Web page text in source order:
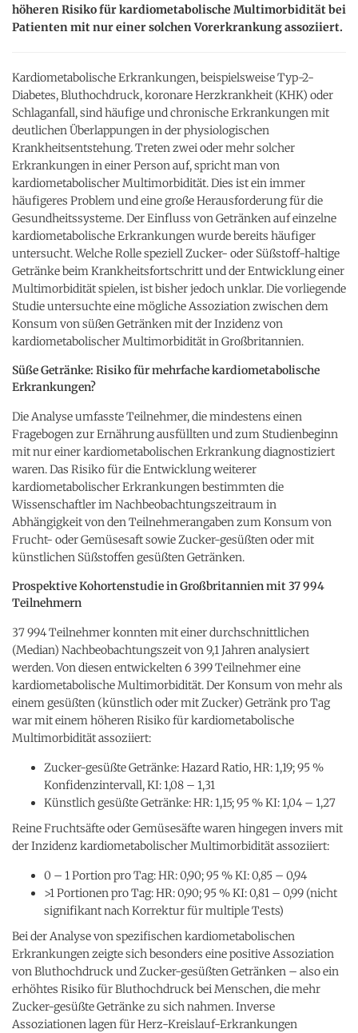
höheren Risiko für kardiometabolische Multimorbidität bei
Patienten mit nur einer solchen Vorerkrankung assoziiert.
Kardiometabolische Erkrankungen, beispielsweise Typ-2-
Diabetes, Bluthochdruck, koronare Herzkrankheit (KHK) oder
Schlaganfall, sind häufige und chronische Erkrankungen mit
deutlichen Überlappungen in der physiologischen
Krankheitsentstehung. Treten zwei oder mehr solcher
Erkrankungen in einer Person auf, spricht man von
kardiometabolischer Multimorbidität. Dies ist ein immer
häufigeres Problem und eine große Herausforderung für die
Gesundheitssysteme. Der Einfluss von Getränken auf einzelne
kardiometabolische Erkrankungen wurde bereits häufiger
untersucht. Welche Rolle speziell Zucker- oder Süßstoff-haltige
Getränke beim Krankheitsfortschritt und der Entwicklung einer
Multimorbidität spielen, ist bisher jedoch unklar. Die vorliegende
Studie untersuchte eine mögliche Assoziation zwischen dem
Konsum von süßen Getränken mit der Inzidenz von
kardiometabolischer Multimorbidität in Großbritannien.
Süße Getränke: Risiko für mehrfache kardiometabolische
Erkrankungen?
Die Analyse umfasste Teilnehmer, die mindestens einen
Fragebogen zur Ernährung ausfüllten und zum Studienbeginn
mit nur einer kardiometabolischen Erkrankung diagnostiziert
waren. Das Risiko für die Entwicklung weiterer
kardiometabolischer Erkrankungen bestimmten die
Wissenschaftler im Nachbeobachtungszeitraum in
Abhängigkeit von den Teilnehmerangaben zum Konsum von
Frucht- oder Gemüsesaft sowie Zucker-gesüßten oder mit
künstlichen Süßstoffen gesüßten Getränken.
Prospektive Kohortenstudie in Großbritannien mit 37 994
Teilnehmern
37 994 Teilnehmer konnten mit einer durchschnittlichen
(Median) Nachbeobachtungszeit von 9,1 Jahren analysiert
werden. Von diesen entwickelten 6 399 Teilnehmer eine
kardiometabolische Multimorbidität. Der Konsum von mehr als
einem gesüßten (künstlich oder mit Zucker) Getränk pro Tag
war mit einem höheren Risiko für kardiometabolische
Multimorbidität assoziiert:
Zucker-gesüßte Getränke: Hazard Ratio, HR: 1,19; 95 %
Konfidenzintervall, KI: 1,08 – 1,31
Künstlich gesüßte Getränke: HR: 1,15; 95 % KI: 1,04 – 1,27
Reine Fruchtsäfte oder Gemüsesäfte waren hingegen invers mit
der Inzidenz kardiometabolischer Multimorbidität assoziiert:
0 – 1 Portion pro Tag: HR: 0,90; 95 % KI: 0,85 – 0,94
>1 Portionen pro Tag: HR: 0,90; 95 % KI: 0,81 – 0,99 (nicht
signifikant nach Korrektur für multiple Tests)
Bei der Analyse von spezifischen kardiometabolischen
Erkrankungen zeigte sich besonders eine positive Assoziation
von Bluthochdruck und Zucker-gesüßten Getränken – also ein
erhöhtes Risiko für Bluthochdruck bei Menschen, die mehr
Zucker-gesüßte Getränke zu sich nahmen. Inverse
Assoziationen lagen für Herz-Kreislauf-Erkrankungen